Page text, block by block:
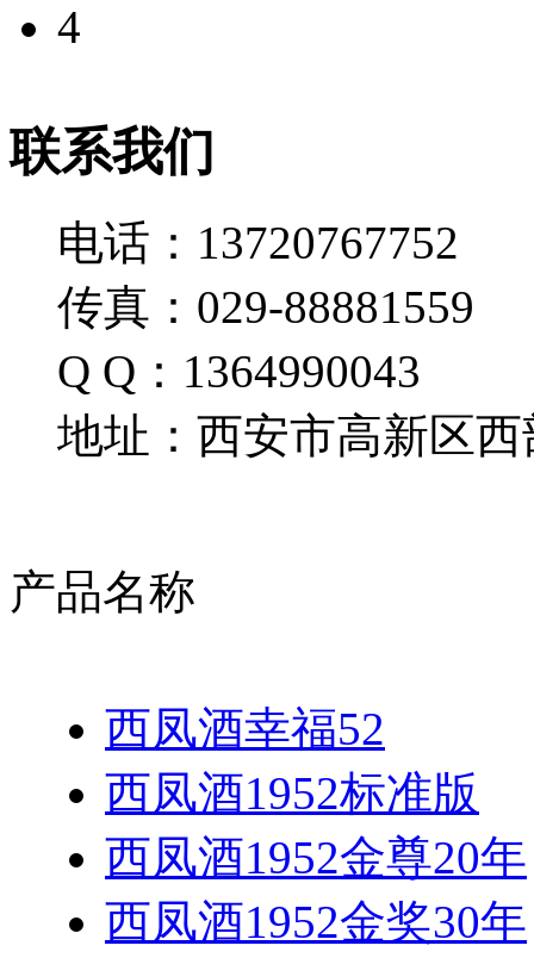
4
联系我们
电话：13720767752
传真：029-88881559
Q Q：1364990043
地址：西安市高新区西
产品名称
西凤酒幸福52
西凤酒1952标准版
西凤酒1952金尊20年
西凤酒1952金奖30年